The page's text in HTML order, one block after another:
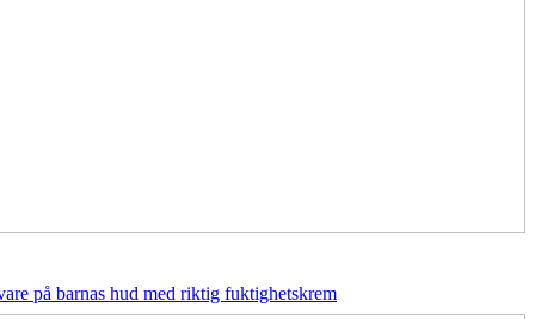
på barnas hud med riktig fuktighetskrem